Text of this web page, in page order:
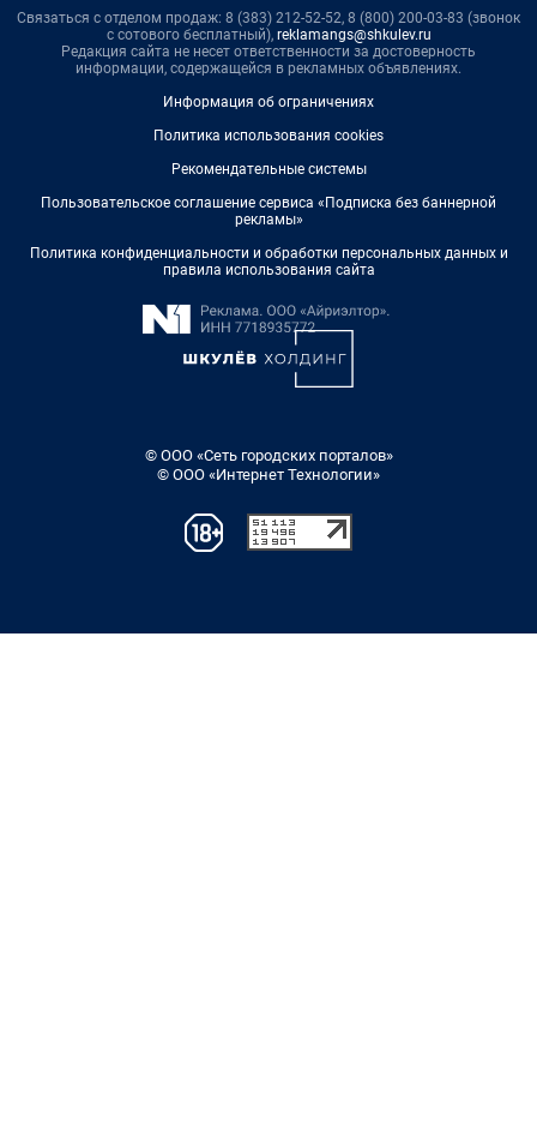
Связаться с отделом продаж: 8 (383) 212-52-52, 8 (800) 200-03-83 (звонок
с сотового бесплатный), reklamangs@shkulev.ru
Редакция сайта не несет ответственности за достоверность
информации, содержащейся в рекламных объявлениях.
Информация об ограничениях
Политика использования cookies
Рекомендательные системы
Пользовательское соглашение сервиса «Подписка без баннерной
рекламы»
Политика конфиденциальности и обработки персональных данных и
правила использования сайта
© ООО «Сеть городских порталов»
© ООО «Интернет Технологии»